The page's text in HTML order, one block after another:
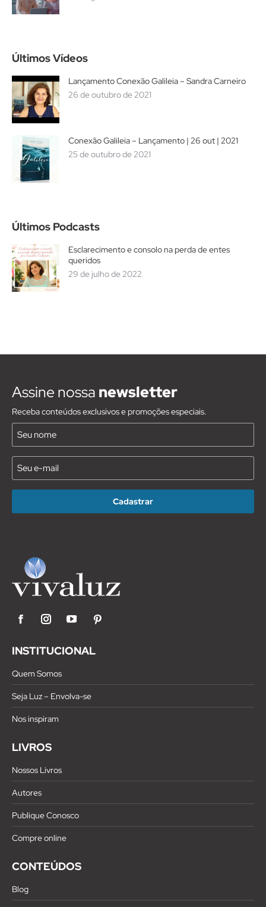
Últimos Vídeos
Lançamento Conexão Galileia – Sandra Carneiro
26 de outubro de 2021
Conexão Galileia – Lançamento | 26 out | 2021
25 de outubro de 2021
Últimos Podcasts
Esclarecimento e consolo na perda de entes
queridos
29 de julho de 2022
Assine nossa newsletter
Receba conteúdos exclusivos e promoções especiais.
Nome
E-
mail
(Requirido)
FacebookInstagramYouTube
INSTITUCIONAL
Quem Somos
Seja Luz – Envolva-se
Nos inspiram
LIVROS
Nossos Livros
Autores
Publique Conosco
Compre online
CONTEÚDOS
Blog